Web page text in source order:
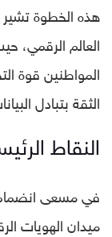
هذه الخطوة
العالم الرقمي،
المواطنين قوة
الثقة بتبادل
النقاط
في مسعى انضمام
ميدان الهويات